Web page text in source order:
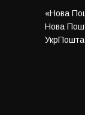
«Нова
Нова
УкрПошта